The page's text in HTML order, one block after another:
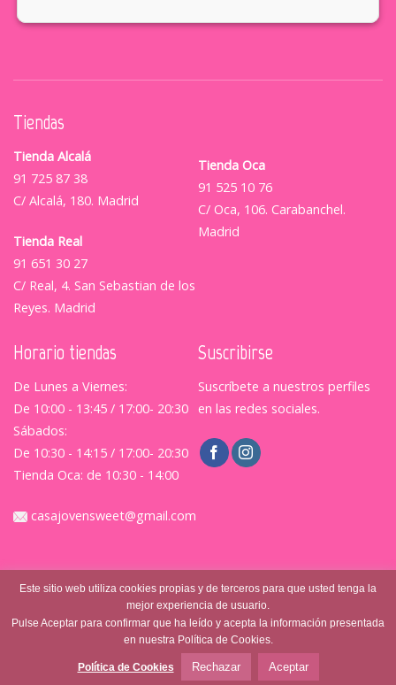
Tiendas
Tienda Alcalá
91 725 87 38
C/ Alcalá, 180. Madrid
Tienda Real
91 651 30 27
C/ Real, 4. San Sebastian de los
Reyes. Madrid
Tienda Oca
91 525 10 76
C/ Oca, 106. Carabanchel.
Madrid
Horario tiendas
De Lunes a Viernes:
De 10:00 - 13:45 / 17:00- 20:30
Sábados:
De 10:30 - 14:15 / 17:00- 20:30
Tienda Oca: de 10:30 - 14:00
Suscribirse
Suscríbete a nuestros perfiles
en las redes sociales.
casajovensweet@gmail.com
© Casajovensweet 2026 | Casa Joven Suite S.L.
|Política de Privacidad|Terminos y Condiciones
Este sitio web utiliza cookies propias y de terceros para que usted tenga la
mejor experiencia de usuario.
Pulse Aceptar para confirmar que ha leído y acepta la información presentada
en nuestra Política de Cookies.
Política de Cookies Rechazar Aceptar